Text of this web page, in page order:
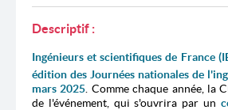
Descriptif :
Ingénieurs et scientifiques de France
édition des Journées nationales de
mars 2025 . Comme chaque année, la
de l'événement, qui s'ouvrira par un